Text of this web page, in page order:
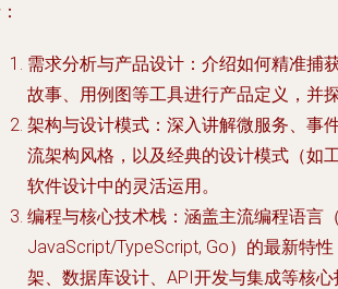
需求分析与产品设计 ：介绍如何精准捕
故事、用例图等工具进行产品定义，并
架构与设计模式 ：深入讲解微服务、事
流架构风格，以及经典的设计模式（如
软件设计中的灵活运用。
编程与核心技术栈 ：涵盖主流编程语言
JavaScript/TypeScript, Go）的最新特
架、数据库设计、API开发与集成等核心